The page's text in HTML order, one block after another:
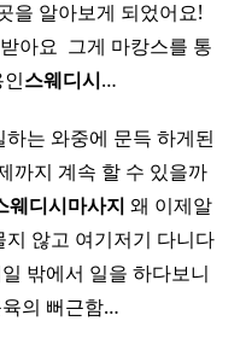
을 알아보게 되었어요!
아요 ​ 그게 마캉스를 통
스웨디시…
는 와중에 문득 하게된
까지 계속 할 수 있을까
웨디시마사지 왜 이제알
않고 여기저기 다니다
밖에서 일을 하다보니
의 뻐근함…